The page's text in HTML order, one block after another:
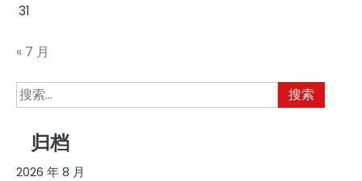
31
« 7 月
搜
索：
归档
2026 年 8 月